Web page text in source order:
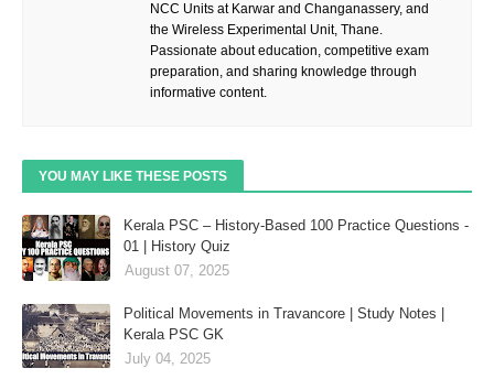
NCC Units at Karwar and Changanassery, and
the Wireless Experimental Unit, Thane.
Passionate about education, competitive exam
preparation, and sharing knowledge through
informative content.
YOU MAY LIKE THESE POSTS
Kerala PSC – History-Based 100 Practice Questions -
01 | History Quiz
August 07, 2025
Political Movements in Travancore | Study Notes |
Kerala PSC GK
July 04, 2025